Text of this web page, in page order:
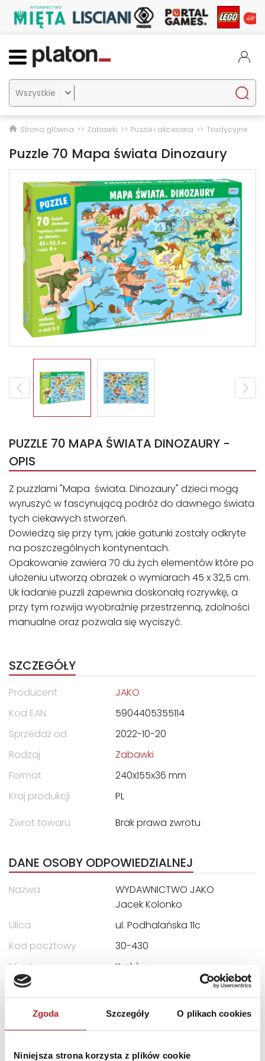
Zgoda Szczegóły O plikach cookies
Niniejsza strona korzysta z plików cookie

Strona główna Zabawki Puzzle i akcesoria Tradycyjne
Puzzle 70 Mapa świata Dinozaury
PUZZLE 70 MAPA ŚWIATA DINOZAURY -
OPIS
Z puzzlami "Mapa świata. Dinozaury" dzieci mogą
wyruszyć w fascynującą podróż do dawnego świata
tych ciekawych stworzeń.
Dowiedzą się przy tym, jakie gatunki zostały odkryte
na poszczególnych kontynentach.
Opakowanie zawiera 70 du żych elementów które po
ułożeniu utworzą obrazek o wymiarach 45 x 32,5 cm.
Uk ładanie puzzli zapewnia doskonałą rozrywkę, a
przy tym rozwija wyobraźnię przestrzenną, zdolności
manualne oraz pozwala się wyciszyć.
SZCZEGÓŁY
Producent
JAKO
Kod EAN
5904405355114
Sprzedaż od
2022-10-20
Rodzaj
Zabawki
Format
240x155x36 mm
Kraj produkcji
PL
Zwrot towaru
Brak prawa zwrotu
DANE OSOBY ODPOWIEDZIALNEJ
Nazwa
WYDAWNICTWO JAKO
Jacek Kolonko
Ulica
ul. Podhalańska 11c
Kod pocztowy
30-430
Miasto
Kraków
E-mail
biuro@wydawnictwojako.
pl